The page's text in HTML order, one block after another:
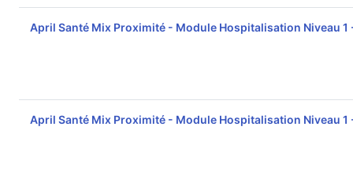
April Santé Mix Proximité - Module Hospitalisation Niveau 1
April Santé Mix Proximité - Module Hospitalisation Niveau 1